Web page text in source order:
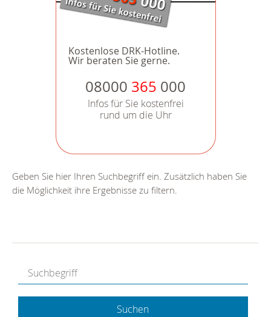
Kostenlose DRK-Hotline.
Wir beraten Sie gerne.
08000 365 000
Infos für Sie kostenfrei
rund um die Uhr
Geben Sie hier Ihren Suchbegriff ein. Zusätzlich haben Sie
die Möglichkeit ihre Ergebnisse zu filtern.
Suchen